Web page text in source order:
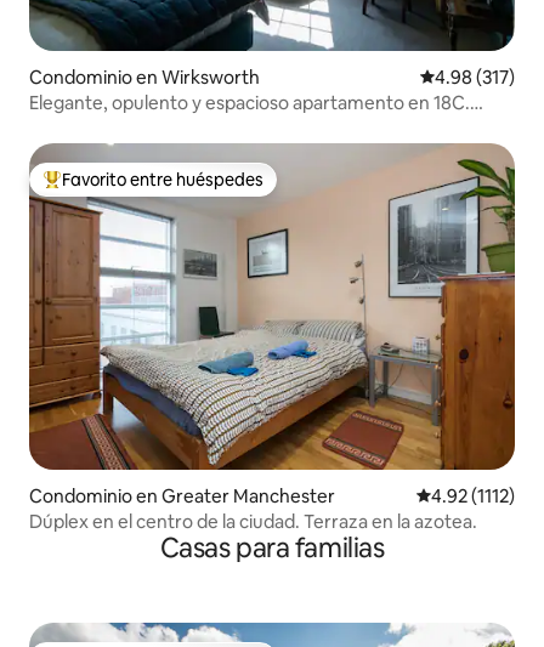
Condominio en Wirksworth Calificación
4.98 (317)
Elegante, opulento y espacioso apartamento en 18C.
De los mejores en Favorito entre huéspedes
Favorito entre huéspedes
Condominio en Greater Manchester Calificación
4.92 (1112)
Dúplex en el centro de la ciudad. Terraza en la azotea.
Casas para familias